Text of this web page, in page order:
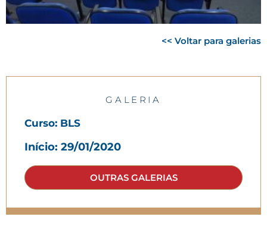
<< Voltar para galerias
GALERIA
Curso: BLS
Início: 29/01/2020
OUTRAS GALERIAS